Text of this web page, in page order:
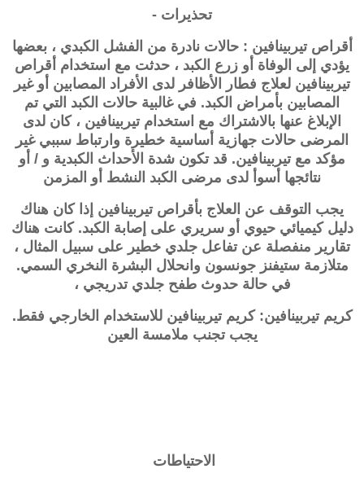
تحذيرات -
أقراص تيربينافين : حالات نادرة من الفشل الكبدي ، بعضها
يؤدي إلى الوفاة أو زرع الكبد ، حدثت مع استخدام أقراص
تيربينافين لعلاج فطار الأظافر لدى الأفراد المصابين أو غير
المصابين بأمراض الكبد. في غالبية حالات الكبد التي تم
الإبلاغ عنها بالاشتراك مع استخدام تيربينافين ، كان لدى
المرضى حالات جهازية أساسية خطيرة وارتباط سببي غير
مؤكد مع تيربينافين. قد تكون شدة الأحداث الكبدية و / أو
نتائجها أسوأ لدى مرضى الكبد النشط أو المزمن
يجب التوقف عن العلاج بأقراص تيربينافين إذا كان هناك
دليل كيميائي حيوي أو سريري على إصابة الكبد. كانت هناك
تقارير منفصلة عن تفاعل جلدي خطير على سبيل المثال ،
متلازمة ستيفنز جونسون وانحلال البشرة النخري السمي.
في حالة حدوث طفح جلدي تدريجي ،
كريم تيربينافين: كريم تيربينافين للاستخدام الخارجي فقط.
يجب تجنب ملامسة العين
الاحتياطات